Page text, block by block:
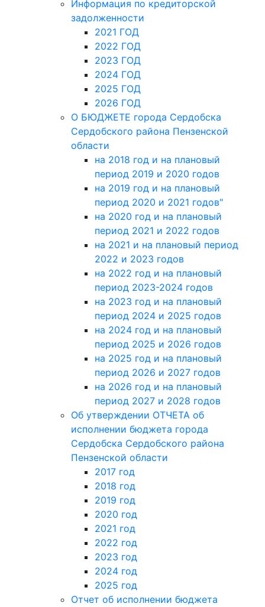
Информация по кредиторской
задолженности
2021 ГОД
2022 ГОД
2023 ГОД
2024 ГОД
2025 ГОД
2026 ГОД
О БЮДЖЕТЕ города Сердобска
Сердобского района Пензенской
области
на 2018 год и на плановый
период 2019 и 2020 годов
на 2019 год и на плановый
период 2020 и 2021 годов"
на 2020 год и на плановый
период 2021 и 2022 годов
на 2021 и на плановый период
2022 и 2023 годов
на 2022 год и на плановый
период 2023-2024 годов
на 2023 год и на плановый
период 2024 и 2025 годов
на 2024 год и на плановый
период 2025 и 2026 годов
на 2025 год и на плановый
период 2026 и 2027 годов
на 2026 год и на плановый
период 2027 и 2028 годов
Об утверждении ОТЧЕТА об
исполнении бюджета города
Сердобска Сердобского района
Пензенской области
2017 год
2018 год
2019 год
2020 год
2021 год
2022 год
2023 год
2024 год
2025 год
Отчет об исполнении бюджета